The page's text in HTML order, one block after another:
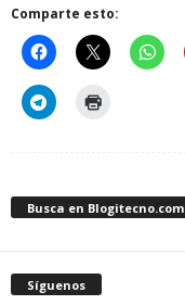
Comparte esto:
Busca en Blogitecno.com
Síguenos